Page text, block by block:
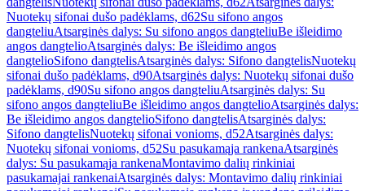
Nuotekų sifonai dušo padėklams, d62Su sifono angos
dangteliuAtsarginės dalys: Su sifono angos dangteliuBe išleidimo
angos dangtelioAtsarginės dalys: Be išleidimo angos
dangtelioSifono dangtelisAtsarginės dalys: Sifono dangtelisNuotekų
sifonai dušo padėklams, d90Atsarginės dalys: Nuotekų sifonai dušo
padėklams, d90Su sifono angos dangteliuAtsarginės dalys: Su
sifono angos dangteliuBe išleidimo angos dangtelioAtsarginės dalys:
Be išleidimo angos dangtelioSifono dangtelisAtsarginės dalys:
Sifono dangtelisNuotekų sifonai vonioms, d52Atsarginės dalys:
Nuotekų sifonai vonioms, d52Su pasukamąja rankenaAtsarginės
dalys: Su pasukamąja rankenaMontavimo dalių rinkiniai
pasukamajai rankenaiAtsarginės dalys: Montavimo dalių rinkiniai